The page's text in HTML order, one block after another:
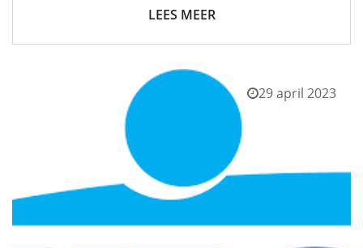
LEES MEER
29 april 2023